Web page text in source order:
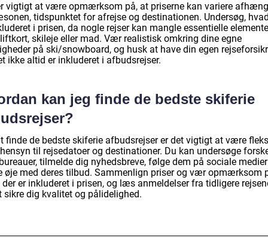
vigtigt at være opmærksom på, at priserne kan variere
tidspunktet for afrejse og destinationen. Undersøg,
i prisen, da nogle rejser kan mangle essentielle
skileje eller mad. Vær realistisk omkring dine egne
på ski/snowboard, og husk at have din egen
ikke altid er inkluderet i afbudsrejser.
kan jeg finde de bedste skiferie
finde de bedste skiferie afbudsrejser er det vigtigt at være
til rejsedatoer og destinationer. Du kan undersøge
tilmelde dig nyhedsbreve, følge dem på sociale
øje med deres tilbud. Sammenlign priser og vær opmærksom
er inkluderet i prisen, og læs anmeldelser fra tidligere
sikre dig kvalitet og pålidelighed.